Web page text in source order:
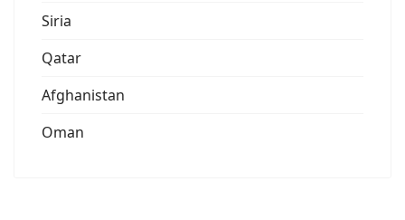
Siria
Qatar
Afghanistan
Oman